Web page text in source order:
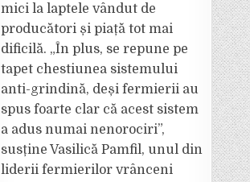
mici la laptele vândut de
producători și piață tot mai
dificilă. „În plus, se repune pe
tapet chestiunea sistemului
anti-grindină, deși fermierii au
spus foarte clar că acest sistem
a adus numai nenorociri”,
susține Vasilică Pamfil, unul din
liderii fermierilor vrânceni